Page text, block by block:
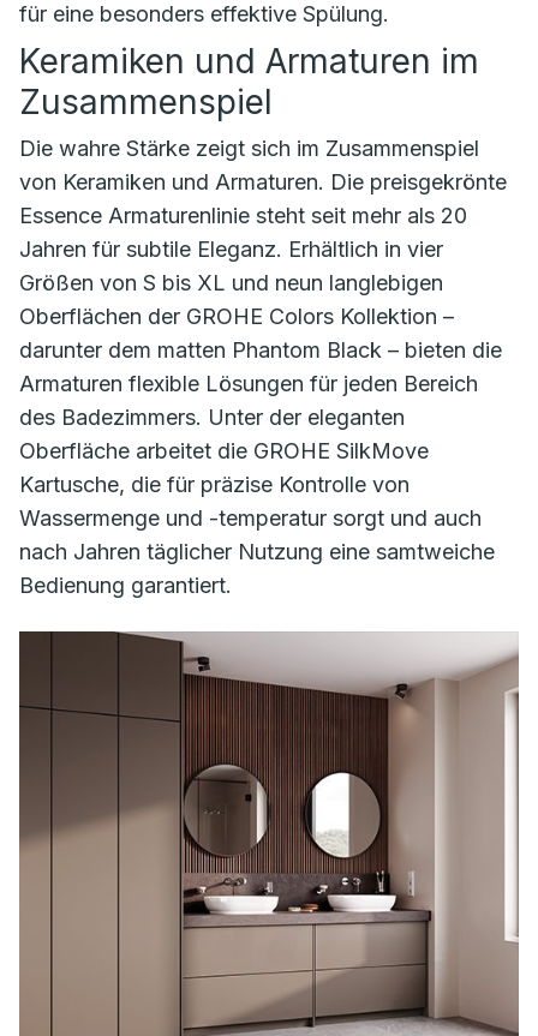
für eine besonders effektive Spülung.
Keramiken und Armaturen im
Zusammenspiel
Die wahre Stärke zeigt sich im Zusammenspiel
von Keramiken und Armaturen. Die preisgekrönte
Essence Armaturenlinie steht seit mehr als 20
Jahren für subtile Eleganz. Erhältlich in vier
Größen von S bis XL und neun langlebigen
Oberflächen der GROHE Colors Kollektion –
darunter dem matten Phantom Black – bieten die
Armaturen flexible Lösungen für jeden Bereich
des Badezimmers. Unter der eleganten
Oberfläche arbeitet die GROHE SilkMove
Kartusche, die für präzise Kontrolle von
Wassermenge und -temperatur sorgt und auch
nach Jahren täglicher Nutzung eine samtweiche
Bedienung garantiert.